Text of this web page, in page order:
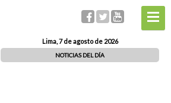
Lima, 7 de agosto de 2026
NOTICIAS DEL DÍA